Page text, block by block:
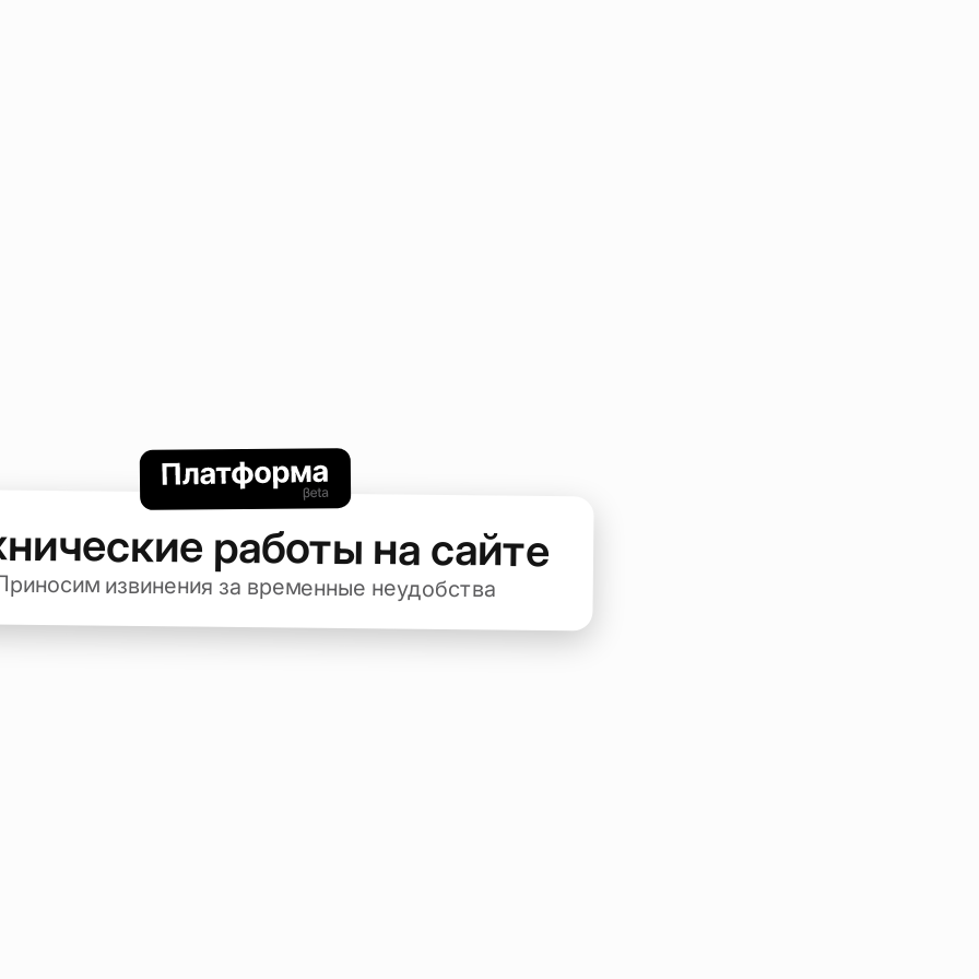
работы на сайте
извинения за временные неудобства